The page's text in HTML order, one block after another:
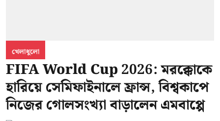
খেলাধুলো
FIFA World Cup 2026: মরক্কোকে
হারিয়ে সেমিফাইনালে ফ্রান্স, বিশ্বকাপে
নিজের গোলসংখ্যা বাড়ালেন এমবাপ্পে